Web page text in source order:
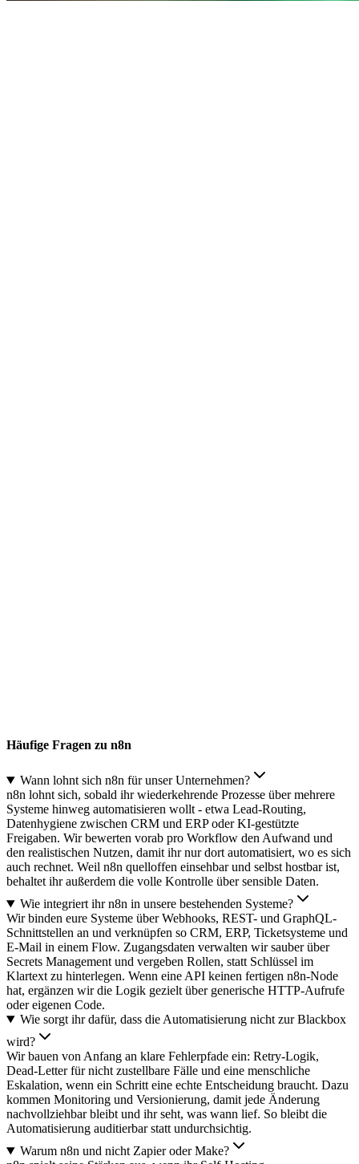
Häufige Fragen zu n8n
Wann lohnt sich n8n für unser Unternehmen?
n8n lohnt sich, sobald ihr wiederkehrende Prozesse über mehrere
Systeme hinweg automatisieren wollt - etwa Lead-Routing,
Datenhygiene zwischen CRM und ERP oder KI-gestützte
Freigaben. Wir bewerten vorab pro Workflow den Aufwand und
den realistischen Nutzen, damit ihr nur dort automatisiert, wo es sich
auch rechnet. Weil n8n quelloffen einsehbar und selbst hostbar ist,
behaltet ihr außerdem die volle Kontrolle über sensible Daten.
Wie integriert ihr n8n in unsere bestehenden Systeme?
Wir binden eure Systeme über Webhooks, REST- und GraphQL-
Schnittstellen an und verknüpfen so CRM, ERP, Ticketsysteme und
E-Mail in einem Flow. Zugangsdaten verwalten wir sauber über
Secrets Management und vergeben Rollen, statt Schlüssel im
Klartext zu hinterlegen. Wenn eine API keinen fertigen n8n-Node
hat, ergänzen wir die Logik gezielt über generische HTTP-Aufrufe
oder eigenen Code.
Wie sorgt ihr dafür, dass die Automatisierung nicht zur Blackbox
wird?
Wir bauen von Anfang an klare Fehlerpfade ein: Retry-Logik,
Dead-Letter für nicht zustellbare Fälle und eine menschliche
Eskalation, wenn ein Schritt eine echte Entscheidung braucht. Dazu
kommen Monitoring und Versionierung, damit jede Änderung
nachvollziehbar bleibt und ihr seht, was wann lief. So bleibt die
Automatisierung auditierbar statt undurchsichtig.
Warum n8n und nicht Zapier oder Make?